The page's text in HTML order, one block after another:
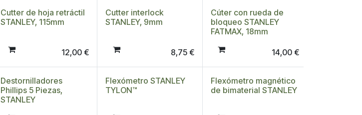
Cutter de hoja retráctil
STANLEY, 115mm
12,00 €
Cutter interlock
STANLEY, 9mm
8,75€
Cúter con rueda de
bloqueo STANLEY
FATMAX, 18mm
14,00€
Destornilladores
Phillips 5 Piezas,
STANLEY
Flexómetro STANLEY
TYLON™
Flexómetro magnético
de bimaterial STANLEY